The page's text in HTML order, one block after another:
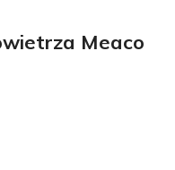
Meaco